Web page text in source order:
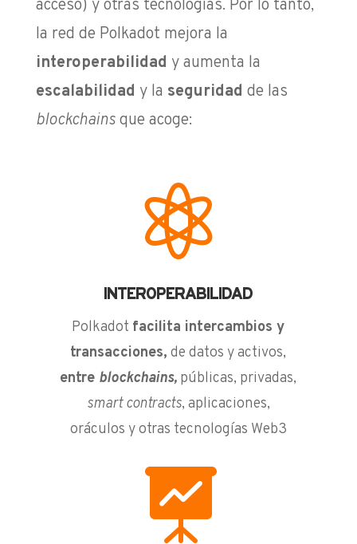
acceso) y otras tecnologías. Por lo tanto,
la red de Polkadot mejora la
interoperabilidad y aumenta la
escalabilidad y la seguridad de las
blockchainsque acoge:

INTEROPERABILIDAD
Polkadot facilita intercambios y
transacciones, de datos y activos,
entre blockchains, públicas, privadas,
smart contracts, aplicaciones,
oráculos y otras tecnologías Web3
